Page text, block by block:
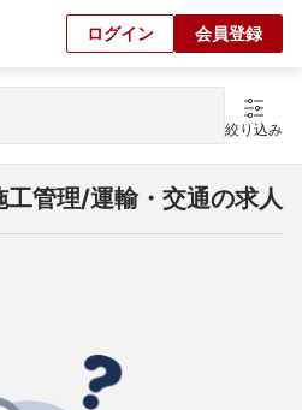
ログイン 会員登録
絞り込み
管理/運輸・交通の求人